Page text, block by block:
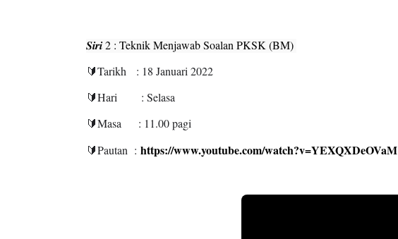
𝑺𝒊𝒓𝒊 2 : Teknik Menjawab Soalan PKSK (BM)
🔰Tarikh : 18 Januari 2022
🔰Hari : Selasa
🔰Masa : 11.00 pagi
🔰Pautan : https://www.youtube.com/watch?v=YEXQXDeOVaM